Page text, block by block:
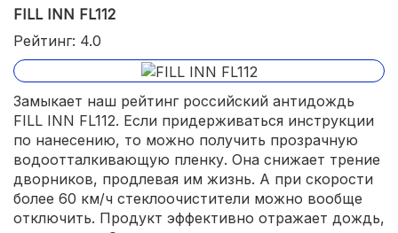
FILL INN FL112
Рейтинг: 4.0
Замыкает наш рейтинг российский антидождь
FILL INN FL112. Если придерживаться инструкции
по нанесению, то можно получить прозрачную
водоотталкивающую пленку. Она снижает трение
дворников, продлевая им жизнь. А при скорости
более 60 км/ч стеклоочистители можно вообще
отключить. Продукт эффективно отражает дождь,